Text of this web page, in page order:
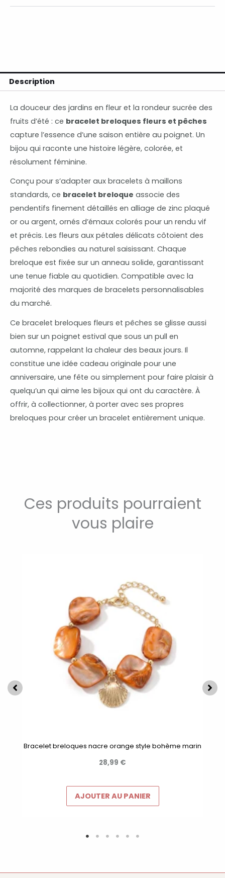
Description
La douceur des jardins en fleur et la rondeur sucrée des
fruits d’été : ce bracelet breloques fleurs et pêches
capture l’essence d’une saison entière au poignet. Un
bijou qui raconte une histoire légère, colorée, et
résolument féminine.
Conçu pour s’adapter aux bracelets à maillons
standards, ce bracelet breloque associe des
pendentifs finement détaillés en alliage de zinc plaqué
or ou argent, ornés d’émaux colorés pour un rendu vif
et précis. Les fleurs aux pétales délicats côtoient des
pêches rebondies au naturel saisissant. Chaque
breloque est fixée sur un anneau solide, garantissant
une tenue fiable au quotidien. Compatible avec la
majorité des marques de bracelets personnalisables
du marché.
Ce bracelet breloques fleurs et pêches se glisse aussi
bien sur un poignet estival que sous un pull en
automne, rappelant la chaleur des beaux jours. Il
constitue une idée cadeau originale pour une
anniversaire, une fête ou simplement pour faire plaisir à
quelqu’un qui aime les bijoux qui ont du caractère. À
offrir, à collectionner, à porter avec ses propres
breloques pour créer un bracelet entièrement unique.
Ces produits pourraient
vous plaire
Bracelet breloques nacre orange style bohème marin
28,99 €
AJOUTER AU PANIER